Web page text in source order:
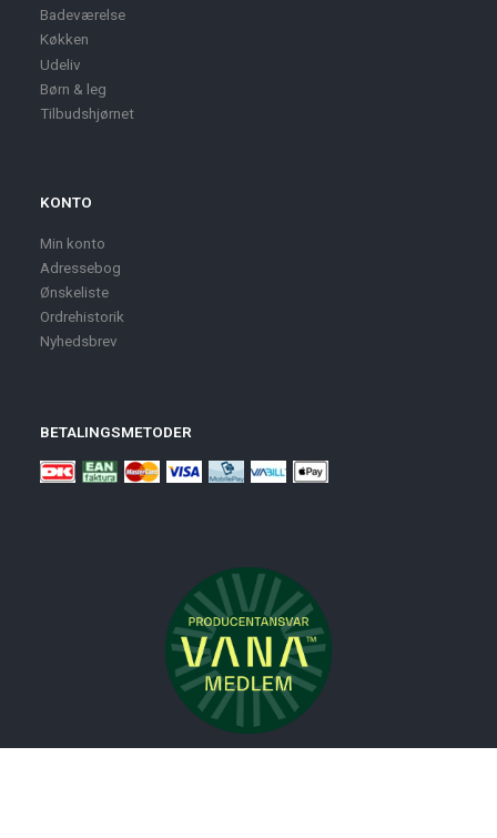
Badeværelse
Køkken
Udeliv
Børn & leg
Tilbudshjørnet
KONTO
Min konto
Adressebog
Ønskeliste
Ordrehistorik
Nyhedsbrev
BETALINGSMETODER